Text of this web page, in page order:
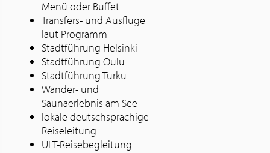
Menü oder Buffet
Transfers- und Ausflüge
laut Programm
Stadtführung Helsinki
Stadtführung Oulu
Stadtführung Turku
Wander- und
Saunaerlebnis am See
lokale deutschsprachige
Reiseleitung
ULT-Reisebegleitung